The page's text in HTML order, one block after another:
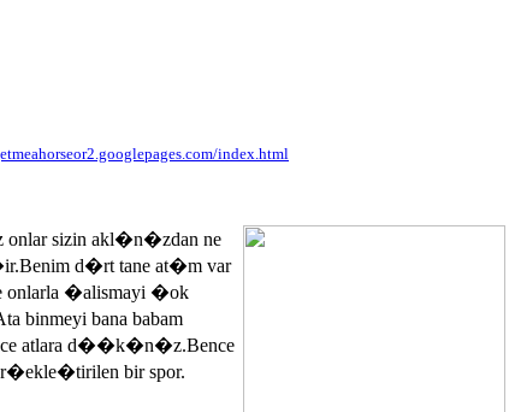
index.html
sizin akl�n�zdan ne
d�rt tane at�m var
onlarla �alismayi �ok
bana babam
atlara d��k�n�z.Bence
bir spor.